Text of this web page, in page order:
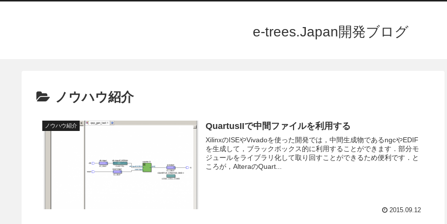
e-trees.Japan開発ブログ
ノウハウ紹介
ノウハウ紹介 QuartusIIで中間ファイルを利用する
XilinxのISEやVivadoを使った開発では，中間生成物であるngcやEDIF
を生成して，ブラックボックス的に利用することができます．部分モ
ジュールをライブラリ化して取り回すことができるため便利です．と
ころが，AlteraのQuart...
2015.09.12